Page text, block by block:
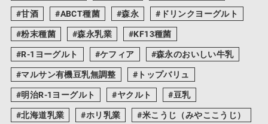
甘酒
ABCT種菌 森永
ドリンクヨーグルト
粉末種菌
森永乳業
KF13種菌
R-1ヨーグルト
ケフィア
森永のおいしい牛乳
マルサン有機豆乳無調整
トップバリュ
明治R-1ヨーグルト
ヤクルト
豆乳
北海道乳業
ホリ乳業
米こうじ（みやここうじ）